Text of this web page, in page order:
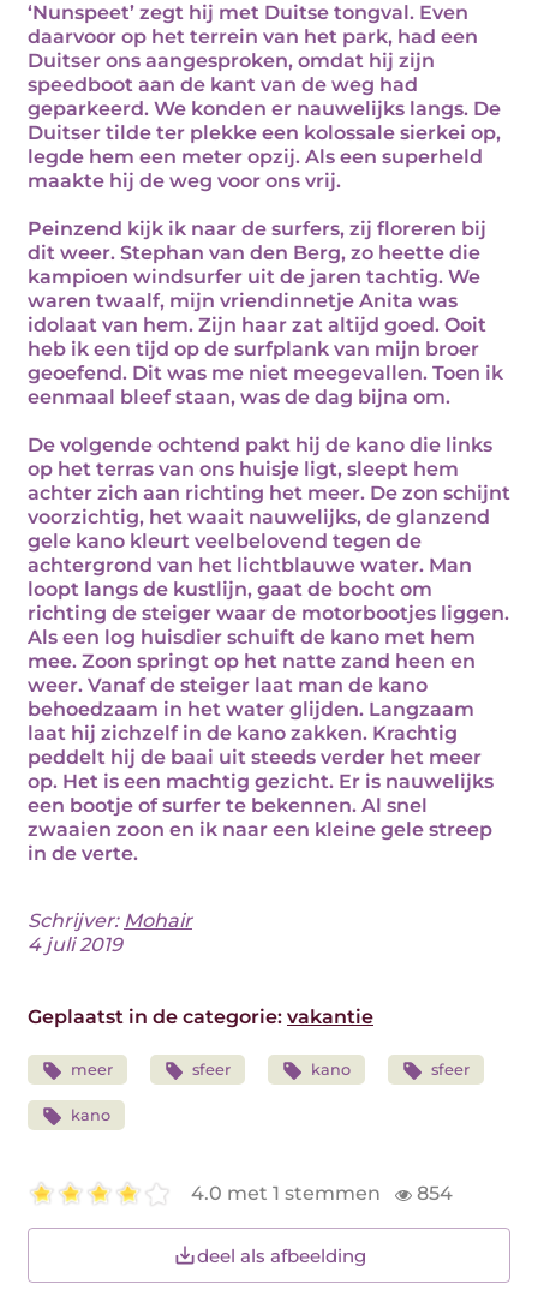
‘Nunspeet’ zegt hij met Duitse tongval. Even
daarvoor op het terrein van het park, had een
Duitser ons aangesproken, omdat hij zijn
speedboot aan de kant van de weg had
geparkeerd. We konden er nauwelijks langs. De
Duitser tilde ter plekke een kolossale sierkei op,
legde hem een meter opzij. Als een superheld
maakte hij de weg voor ons vrij.
Peinzend kijk ik naar de surfers, zij floreren bij
dit weer. Stephan van den Berg, zo heette die
kampioen windsurfer uit de jaren tachtig. We
waren twaalf, mijn vriendinnetje Anita was
idolaat van hem. Zijn haar zat altijd goed. Ooit
heb ik een tijd op de surfplank van mijn broer
geoefend. Dit was me niet meegevallen. Toen ik
eenmaal bleef staan, was de dag bijna om.
De volgende ochtend pakt hij de kano die links
op het terras van ons huisje ligt, sleept hem
achter zich aan richting het meer. De zon schijnt
voorzichtig, het waait nauwelijks, de glanzend
gele kano kleurt veelbelovend tegen de
achtergrond van het lichtblauwe water. Man
loopt langs de kustlijn, gaat de bocht om
richting de steiger waar de motorbootjes liggen.
Als een log huisdier schuift de kano met hem
mee. Zoon springt op het natte zand heen en
weer. Vanaf de steiger laat man de kano
behoedzaam in het water glijden. Langzaam
laat hij zichzelf in de kano zakken. Krachtig
peddelt hij de baai uit steeds verder het meer
op. Het is een machtig gezicht. Er is nauwelijks
een bootje of surfer te bekennen. Al snel
zwaaien zoon en ik naar een kleine gele streep
in de verte.
Schrijver: Mohair
4 juli 2019
Geplaatst in de categorie: vakantie
meer sfeer kano sfeer
kano
4.0 met 1 stemmen 854
deel als afbeelding